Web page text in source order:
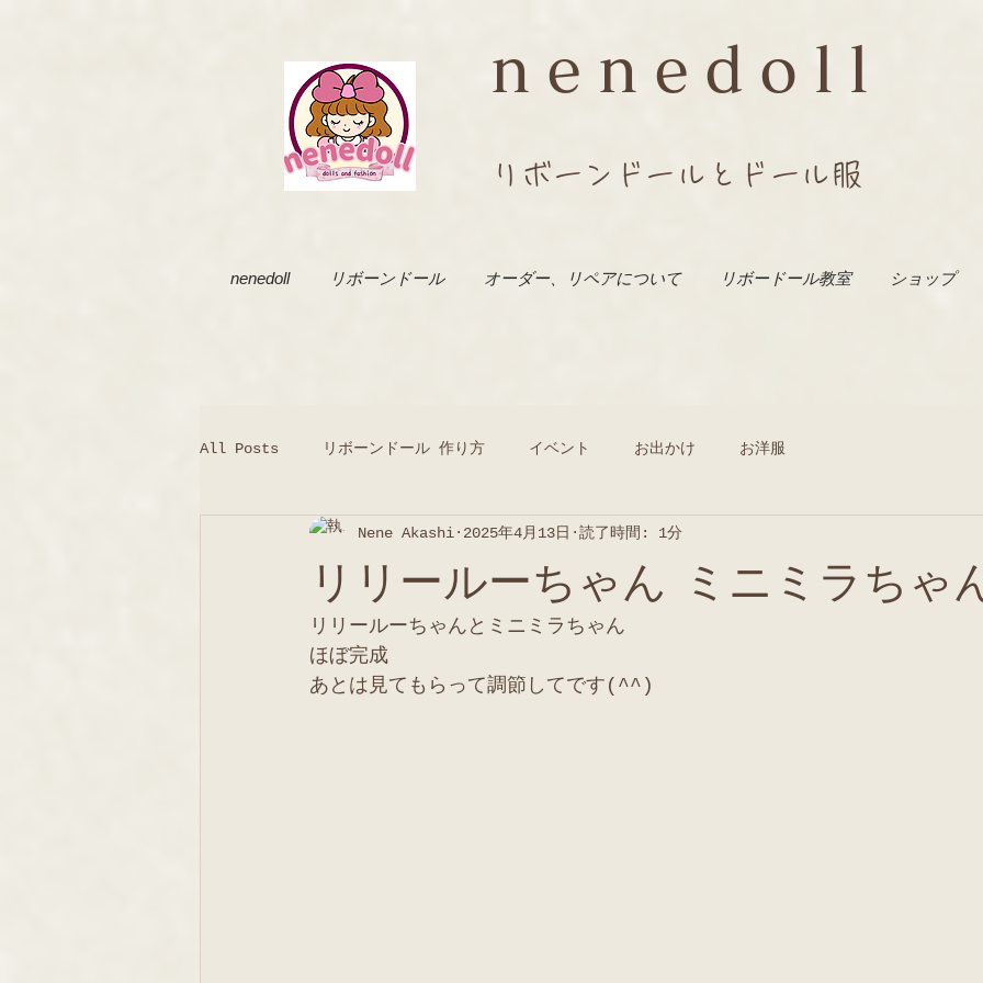
nenedoll
リボーンドールとドール服
nenedoll リボーンドール オーダー、リペアについて リボードール教室 ショップ
All Posts リボーンドール 作り方 イベント お出かけ お洋服
リリールーちゃん ミニミラちゃ
Nene Akashi 2025年4月13日 読了時間: 1分
リリールーちゃんとミニミラちゃん
ほぼ完成
あとは見てもらって調節してです(^^)